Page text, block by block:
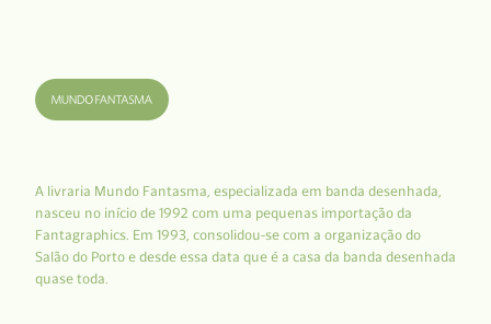
A livraria Mundo Fantasma, especializada em banda desenhada,
nasceu no início de 1992 com uma pequenas importação da
Fantagraphics. Em 1993, consolidou-se com a organização do
Salão do Porto e desde essa data que é a casa da banda desenhada
quase toda.